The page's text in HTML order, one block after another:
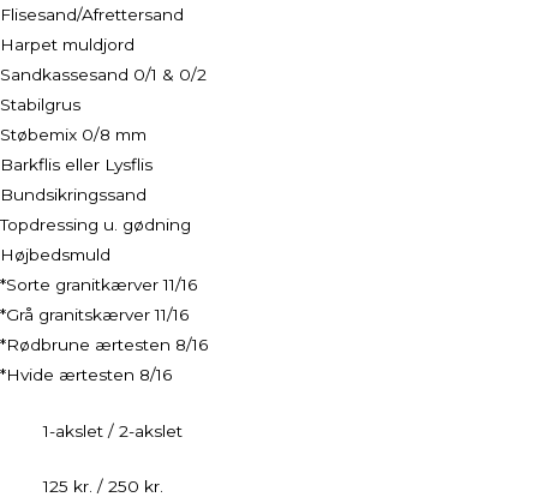
Flisesand/Afrettersand
Harpet muldjord
Sandkassesand 0/1 & 0/2
Stabilgrus
Støbemix 0/8 mm
Barkflis eller Lysflis
Bundsikringssand
Topdressing u. gødning
Højbedsmuld
*Sorte granitkærver 11/16
*Grå granitskærver 11/16
*Rødbrune ærtesten 8/16
*Hvide ærtesten 8/16
1-akslet / 2-akslet
125 kr. / 250 kr.